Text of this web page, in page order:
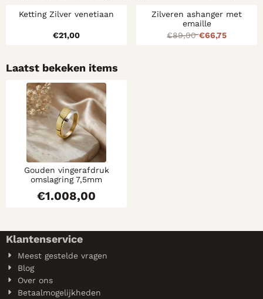
Ketting Zilver venetiaan
Prijs: 21,00
€21,00
Zilveren ashanger met
emaille
Van 89,00
€89,00€66,75
Laatst bekeken items
Gouden vingerafdruk
omslagring 7,5mm
€1.008,00
Klantenservice
Meest gestelde vragen
Blog
Over ons
Betaalmogelijkheden